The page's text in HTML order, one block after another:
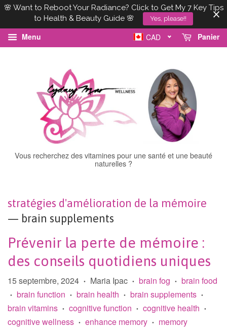
🌸 Want to Reboot Your Radiance? Click to Get My 7 Key Tips
to Health & Beauty Guide 🌸
Yes, please!!
Menu Panier
CAD
Vous recherchez des vitamines pour une santé et une beauté
naturelles ?
stratégies d'amélioration de la mémoire
— brain supplements
Prévenir la perte de mémoire :
des conseils quotidiens uniques
15 septembre, 2024 • Maria Ipac • brain fog • brain food
• brain function • brain health • brain supplements •
brain vitamins • cognitive function • cognitive health •
cognitive wellness • enhance memory •
memory